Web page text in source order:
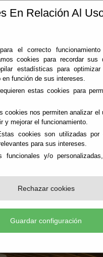
En Relación Al
el correcto
cookies para recordar
estadísticas para
función de sus intereses.
estas cookies para
cookies nos permiten analizar el
y mejorar el funcionamiento.
cookies son utilizadas por
para sus intereses.
funcionales y/o
Rechazar cookies
Guardar configuración
-